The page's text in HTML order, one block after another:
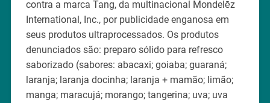
contra a marca Tang, da multinacional Mondelēz
International, Inc., por publicidade enganosa em
seus produtos ultraprocessados. Os produtos
denunciados são: preparo sólido para refresco
saborizado (sabores: abacaxi; goiaba; guaraná;
laranja; laranja docinha; laranja + mamão; limão;
manga; maracujá; morango; tangerina; uva; uva